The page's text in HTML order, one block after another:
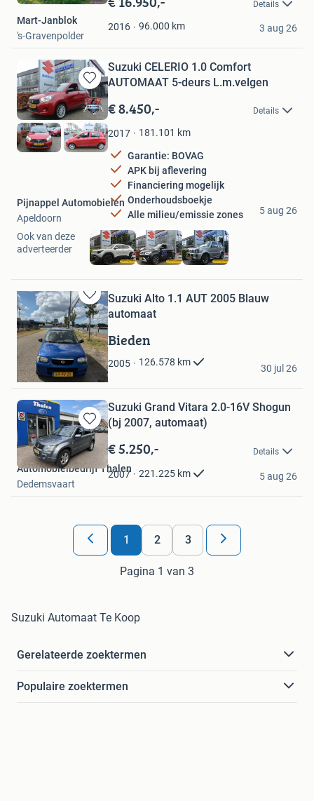
Favorieten
Details
2016 96.000 km
Mart-Janblok
's-Gravenpolder
3 aug 26
Bewaren
in
Mijn
Favorieten
Suzuki CELERIO 1.0 Comfort
AUTOMAAT 5-deurs L.m.velgen
€ 8.450,- Details
2017 181.101 km
Garantie: BOVAG
APK bij aflevering
Financiering mogelijk
Onderhoudsboekje
Alle milieu/emissie zones
Pijnappel Automobielen
Apeldoorn
5 aug 26
Ook van deze
adverteerder
Bewaren
in
Mijn
Favorieten
Suzuki Alto 1.1 AUT 2005 Blauw
automaat
Bieden
2005 126.578 km
saimon
Rotterdam
30 jul 26
Bewaren
in
Mijn
Favorieten
Suzuki Grand Vitara 2.0-16V Shogun
(bj 2007, automaat)
€ 5.250,- Details
2007 221.225 km
Automobielbedrijf Thalen
Dedemsvaart
5 aug 26
1 2 3
Pagina 1 van 3
Suzuki Automaat Te Koop
Gerelateerde zoektermen
Populaire zoektermen